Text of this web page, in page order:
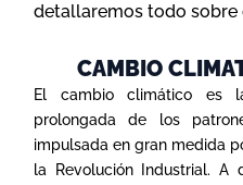
detallaremos todo
CAMBIO
El cambio climático es
prolongada de los
impulsada en gran medida
la Revolución Industrial. A